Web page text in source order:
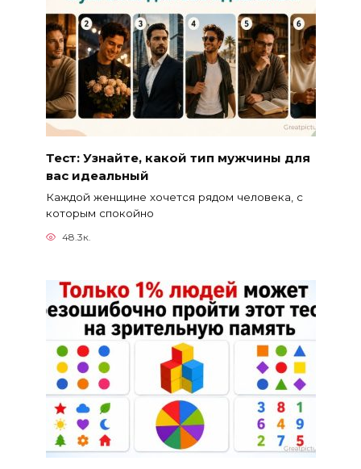
Тест: Узнайте, какой тип мужчины для
вас идеальный
Каждой женщине хочется рядом человека, с
которым спокойно
48.3к.